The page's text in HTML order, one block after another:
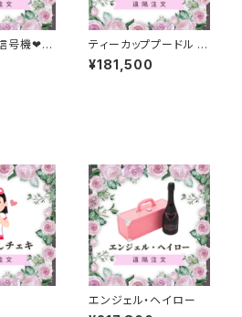
号機❤︎1
ティーカッププードル デ
キャンタ
¥181,500
エンジェル・ヘイロー